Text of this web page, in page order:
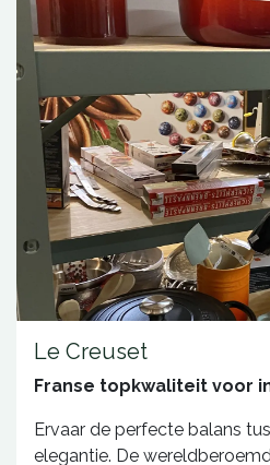
Le Creuset
Franse topkwaliteit voor
Ervaar de perfecte balans
elegantie. De